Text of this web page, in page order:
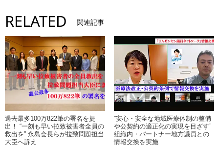
RELATED 関連記事
過去最多100万822筆の署名を提
出！ “一刻も早い拉致被害者全員の
救出を” 永島会長らが拉致問題担当
大臣へ訴え
”安心・安全な地域医療体制の整備
や公契約の適正化の実現を目ざす”
組織内・パートナー地方議員との
情報交換を実施